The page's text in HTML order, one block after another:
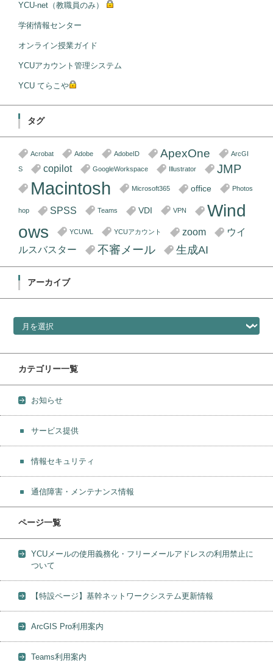
YCU-net（教職員のみ）
学術情報センター
オンライン授業ガイド
YCUアカウント管理システム
YCU てらこや
タグ
Acrobat Adobe AdobeID ApexOne ArcGI
S copilot GoogleWorkspace Illustrator JMP
Macintosh Microsoft365 office Photos
hop SPSS Teams VDI VPN
Wind
ows
YCUWL YCUアカウント zoom
ウイ
ルスバスター
不審メール 生成AI
アーカイブ
カテゴリー一覧
お知らせ
サービス提供
情報セキュリティ
通信障害・メンテナンス情報
ページ一覧
YCUメールの使用義務化・フリーメールアドレスの利用禁止に
ついて
【特設ページ】基幹ネットワークシステム更新情報
ArcGIS Pro利用案内
Teams利用案内